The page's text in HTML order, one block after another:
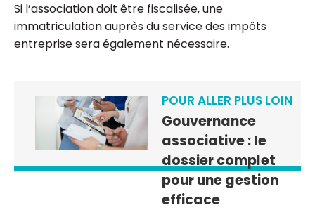
Si l’association doit être fiscalisée, une
immatriculation auprès du service des impôts
entreprise sera également nécessaire.
POUR ALLER PLUS LOIN
Gouvernance
associative : le
dossier complet
pour une gestion
efficace